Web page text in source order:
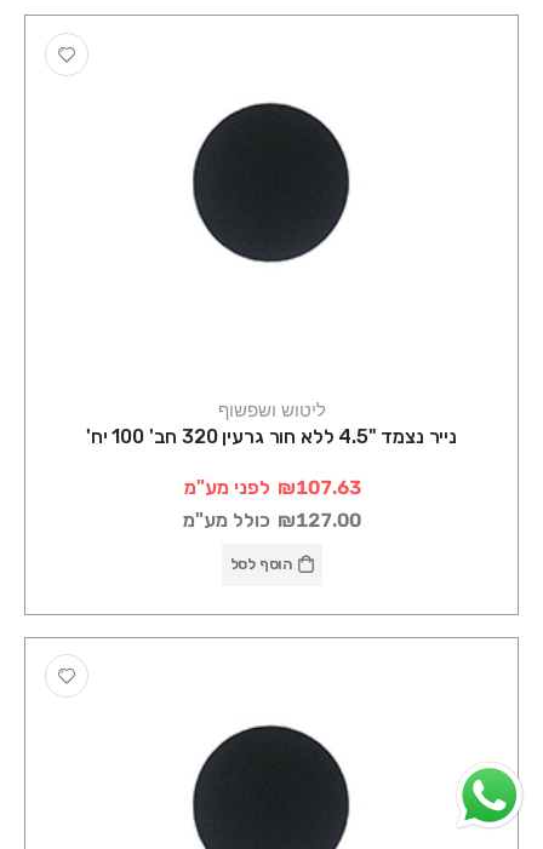
ליטוש ושפשוף
נייר נצמד "4.5 ללא חור גרעין 320 חב' 100 יח'
₪107.63 לפני מע"מ
₪127.00 כולל מע"מ
הוסף לסל